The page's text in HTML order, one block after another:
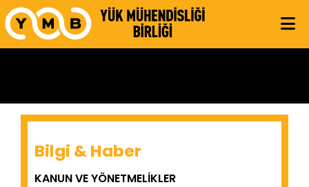
Bilgi & Haber
KANUN VE YÖNETMELIKLER